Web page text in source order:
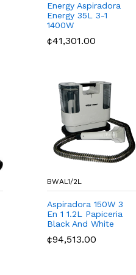
Energy Aspiradora
Energy 35L 3-1
1400W
¢41,301.00
BWAL1/2L
Aspiradora 150W 3
En 1 1.2L Papiceria
Black And White
¢94,513.00